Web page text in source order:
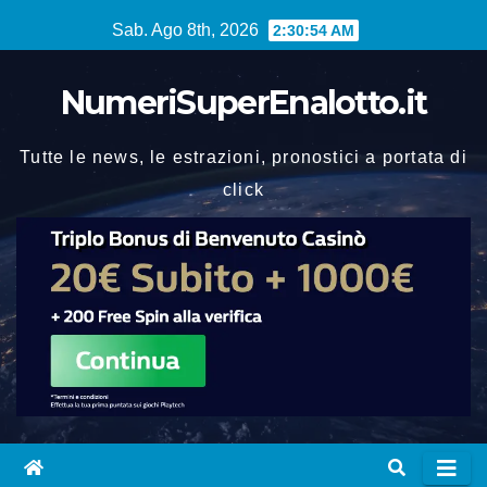
al
Sab. Ago 8th, 2026 2:30:55 AM
NumeriSuperEnalotto.it
Tutte le news, le estrazioni, pronostici a portata di
click